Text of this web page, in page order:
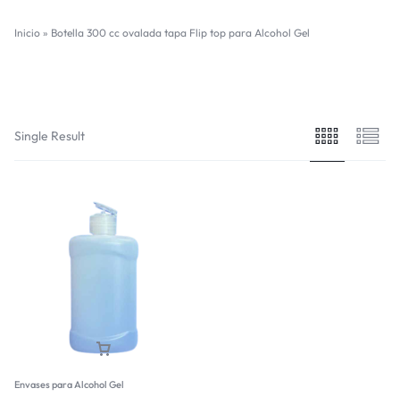
Inicio » Botella 300 cc ovalada tapa Flip top para Alcohol Gel
Single Result
Envases para Alcohol Gel